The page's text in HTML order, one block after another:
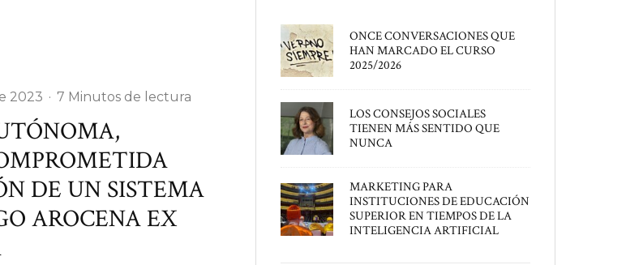
2023 · 7 Minutos de lectura
DE UN SISTEMA
AROCENA EX
ONCE CONVERSACIONES QUE
HAN MARCADO EL CURSO
2025/2026
LOS CONSEJOS SOCIALES
TIENEN MÁS SENTIDO QUE
NUNCA
MARKETING PARA
INSTITUCIONES DE EDUCACIÓN
SUPERIOR EN TIEMPOS DE LA
INTELIGENCIA ARTIFICIAL